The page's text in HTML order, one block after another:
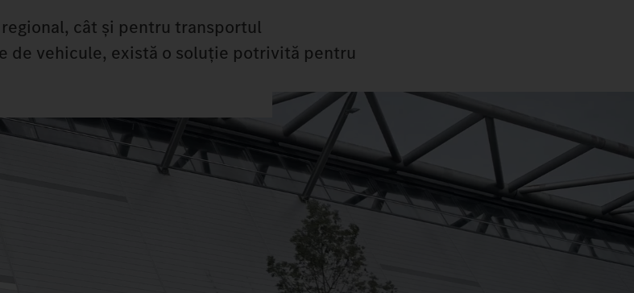
cât și pentru transportul
de vehicule, există o soluție potrivită pentru